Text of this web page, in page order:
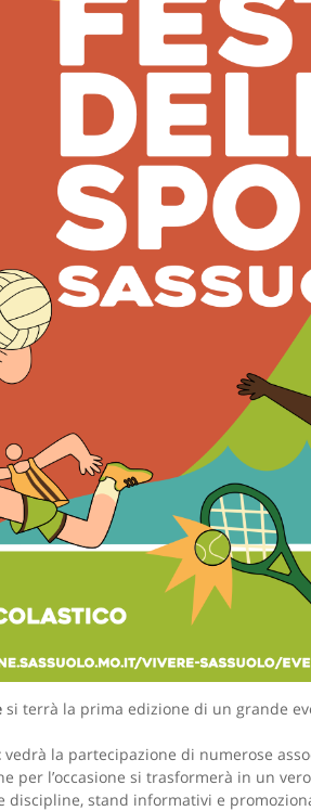
si terrà la prima edizione di un grande
vedrà la partecipazione di numerose
per l’occasione si trasformerà in un
discipline, stand informativi e
CAMOLA SNC